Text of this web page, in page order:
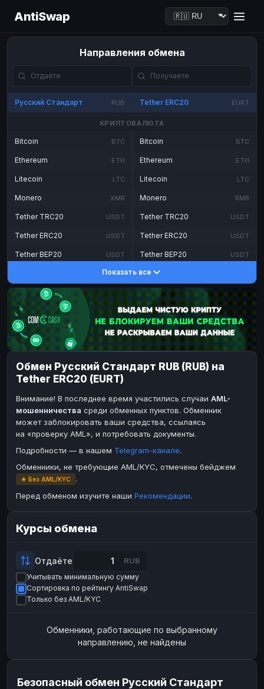
AntiSwap
Направления обмена
Русский Стандарт RUB Tether ERC20 EURT
КРИПТОВАЛЮТА
Bitcoin BTC
Ethereum ETH
Litecoin LTC
Monero XMR
Tether TRC20 USDT
Tether ERC20 USDT
Tether BEP20 USDT
DASH
Toncoin TON
Dogecoin DOGE
TRX TRON
Bitcoin Cash BCH
BinanceCoin BEP20
SOL
Ripple XRP
Bitcoin BTC
Ethereum ETH
Litecoin LTC
Monero XMR
Tether TRC20 USDT
Tether ERC20 USDT
Tether BEP20 USDT
DASH
Toncoin TON
Dogecoin DOGE
TRX TRON
Bitcoin Cash BCH
BinanceCoin
Ripple
Paxum USD
Perfect Money
Payoneer USD
ЮMoney RUB
Paxum
Payoneer
ЮMoney
БАЛАНСЫ КРИПТОБИРЖ
Binance
RUB СБЕР
Показать все
Обмен Русский Стандарт RUB (RUB) на
Tether ERC20 (EURT)
Внимание! В последнее время участились случаи AML-
мошенничества среди обменных пунктов. Обменник
может заблокировать ваши средства, ссылаясь
на «проверку AML», и потребовать документы.
Подробности — в нашем Telegram-канале.
Обменники, не требующие AML/KYC, отмечены бейджем
★ Без AML/KYC
.
Перед обменом изучите наши Рекомендации.
Курсы обмена
Отдаёте RUB
Учитывать минимальную сумму
Сортировка по рейтингу AntiSwap
Только без AML/KYC
Обменники, работающие по выбранному
направлению, не найдены
Безопасный обмен Русский Стандарт